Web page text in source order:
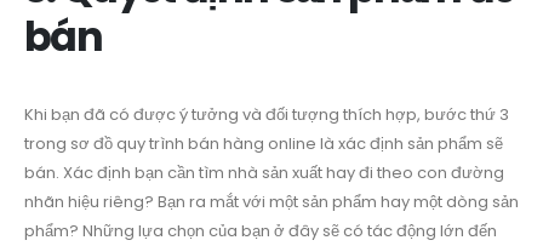
bán
Khi bạn đã có được ý tưởng và đối tượng thích hợp, bước thứ 3
trong sơ đồ quy trình bán hàng online là xác định sản phẩm sẽ
bán. Xác định bạn cần tìm nhà sản xuất hay đi theo con đường
nhãn hiệu riêng? Bạn ra mắt với một sản phẩm hay một dòng sản
phẩm? Những lựa chọn của bạn ở đây sẽ có tác động lớn đến